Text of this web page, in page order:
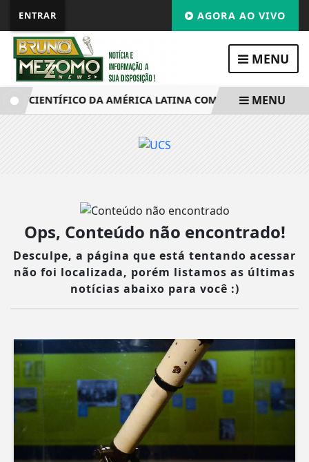
ENTRAR AGORA AO VIVO
MENU
CIENTÍFICO DA AMÉRICA LATINA COMEÇA NESTEMENU
Ops, Conteúdo não encontrado!
Desculpe, a página que está tentando acessar
não foi localizada, porém listamos as últimas
notícias abaixo para você :)